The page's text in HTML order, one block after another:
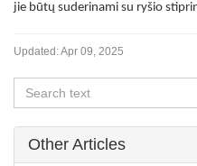
jie būtų suderinami su ryšio
Updated:Apr 09, 2025
Other Articles